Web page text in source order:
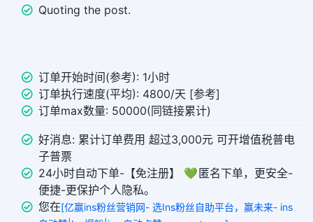
Quoting the post.
订单开始时间(参考): 1小时
订单执行速度(平均): 4800/天 [参考]
订单max数量: 50000(同链接累计)
好消息: 累计订单费用 超过3,000元 可开增值税普电
子普票
24小时自动下单-【免注册】 💚 匿名下单，更安全-
便捷-更保护个人隐私。
您在[亿赢ins粉丝营销网- 选Ins粉丝自助平台，赢未来- ins